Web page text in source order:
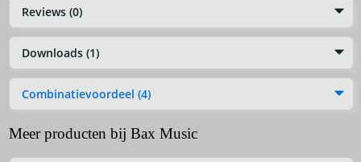
Reviews (0)
Downloads (1)
Combinatievoordeel (4)
Meer producten bij Bax Music